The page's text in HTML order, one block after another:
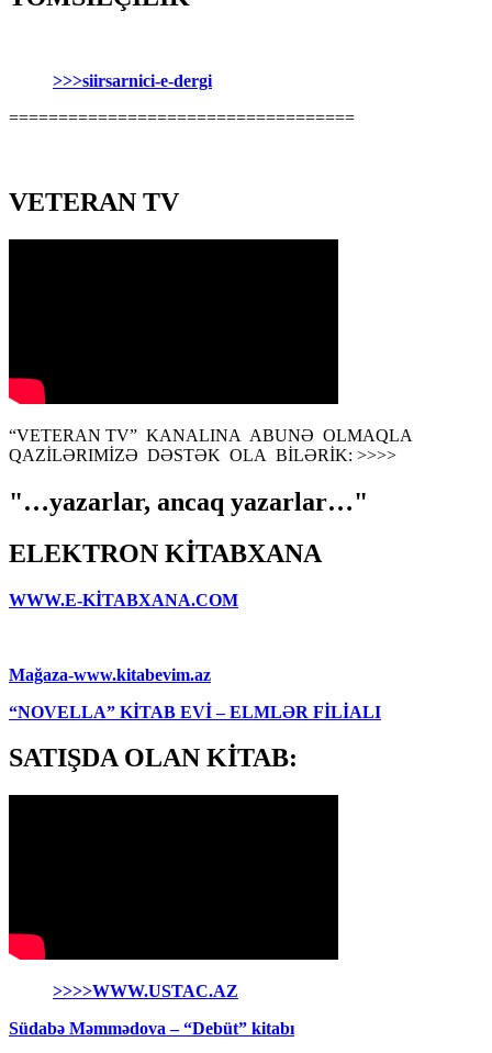
>>>siirsarnici-e-dergi
===================================
VETERAN TV
“VETERAN TV” KANALINA ABUNƏ OLMAQLA
QAZİLƏRIMİZƏ DƏSTƏK OLA BİLƏRİK: >>>>
"…yazarlar, ancaq yazarlar…"
ELEKTRON KİTABXANA
WWW.E-KİTABXANA.COM
Mağaza-www.kitabevim.az
“NOVELLA” KİTAB EVİ – ELMLƏR FİLİALI
SATIŞDA OLAN KİTAB:
>>>>WWW.USTAC.AZ
Südabə Məmmədova – “Debüt” kitabı